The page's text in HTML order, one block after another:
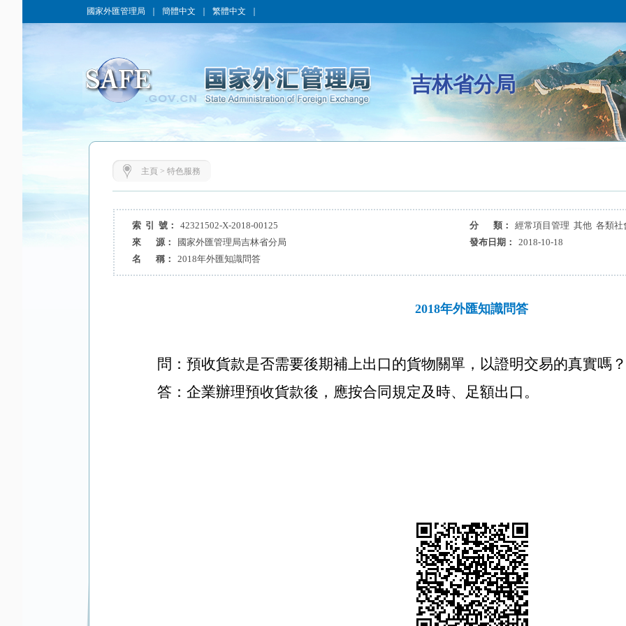
國家外匯管理局 簡體中文 繁體中文
吉林省分局
主頁 > 特色服務
索 引 號： 42321502-X-2018-00125 分 類：
經常項目管理 其他 各類社
來 源：
國家外匯管理局吉林省分局 發布日期：
2018-10-18
名 稱：
2018年外匯知識問答
2018年外匯知識問答
問：預收貨款是否需要後期補上出口的貨物關單，以證明交易的真實嗎
答：企業辦理預收貨款後，應按合同規定及時、足額出口。